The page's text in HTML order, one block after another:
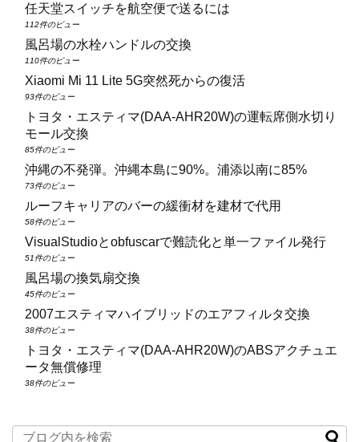
任天堂スイッチを航空便で送るには
112件のビュー
風呂場の水栓ハンドルの交換
110件のビュー
Xiaomi Mi 11 Lite 5G突然死からの復活
93件のビュー
トヨタ・エスティマ(DAA‑AHR20W)の運転席側水切り
モール交換
85件のビュー
沖縄の不発弾。沖縄本島に90%。浦添以南に85%
73件のビュー
ルーフキャリアのバーの緩衝材を建材で代用
58件のビュー
VisualStudioとobfuscarで難読化と単一ファイル発行
51件のビュー
風呂場の換気扇交換
45件のビュー
2007エスティマハイブリッドのエアフィルタ交換
38件のビュー
トヨタ・エスティマ(DAA‑AHR20W)のABSアクチュエ
ータ無償修理
38件のビュー